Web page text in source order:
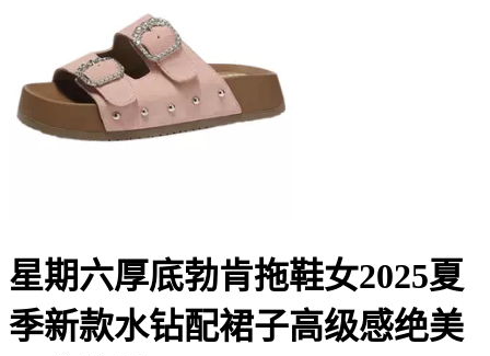
星期六厚底勃肯拖鞋女2025夏
季新款水钻配裙子高级感绝美